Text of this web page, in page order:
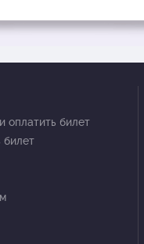
оплатить билет
билет